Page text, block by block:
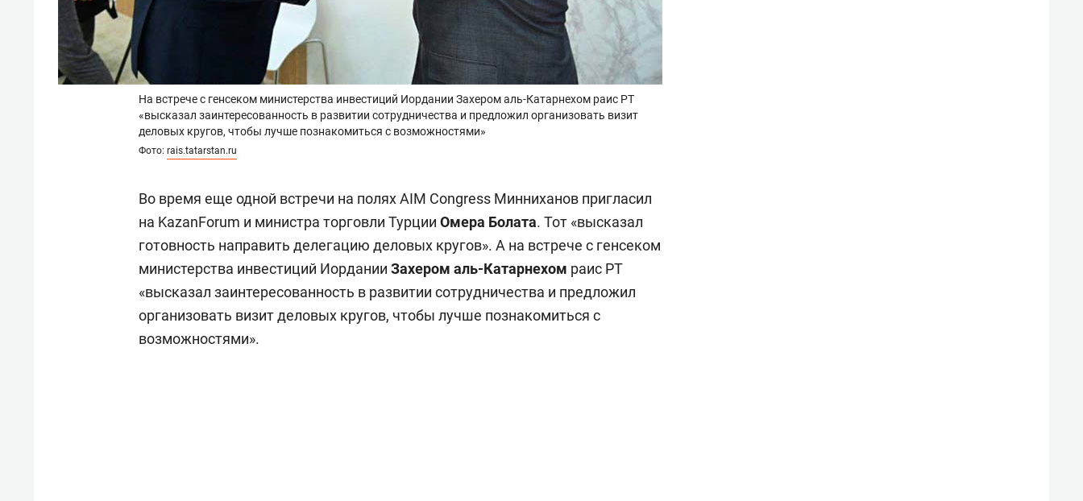
На встрече с генсеком министерства инвестиций Иордании Захером аль-Катарнехом раис РТ
«высказал заинтересованность в развитии сотрудничества и предложил организовать визит
деловых кругов, чтобы лучше познакомиться с возможностями»
Фото: rais.tatarstan.ru
Во время еще одной встречи на полях AIM Congress Минниханов пригласил
на KazanForum и министра торговли Турции Омера Болата. Тот «высказал
готовность направить делегацию деловых кругов». А на встрече с генсеком
министерства инвестиций Иордании Захером аль-Катарнехом раис РТ
«высказал заинтересованность в развитии сотрудничества и предложил
организовать визит деловых кругов, чтобы лучше познакомиться с
возможностями».